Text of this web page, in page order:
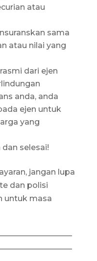
atau
sama
atau nilai yang
dari ejen
anda, anda
ejen untuk
yang
selesai!
jangan lupa
dan polisi
untuk masa